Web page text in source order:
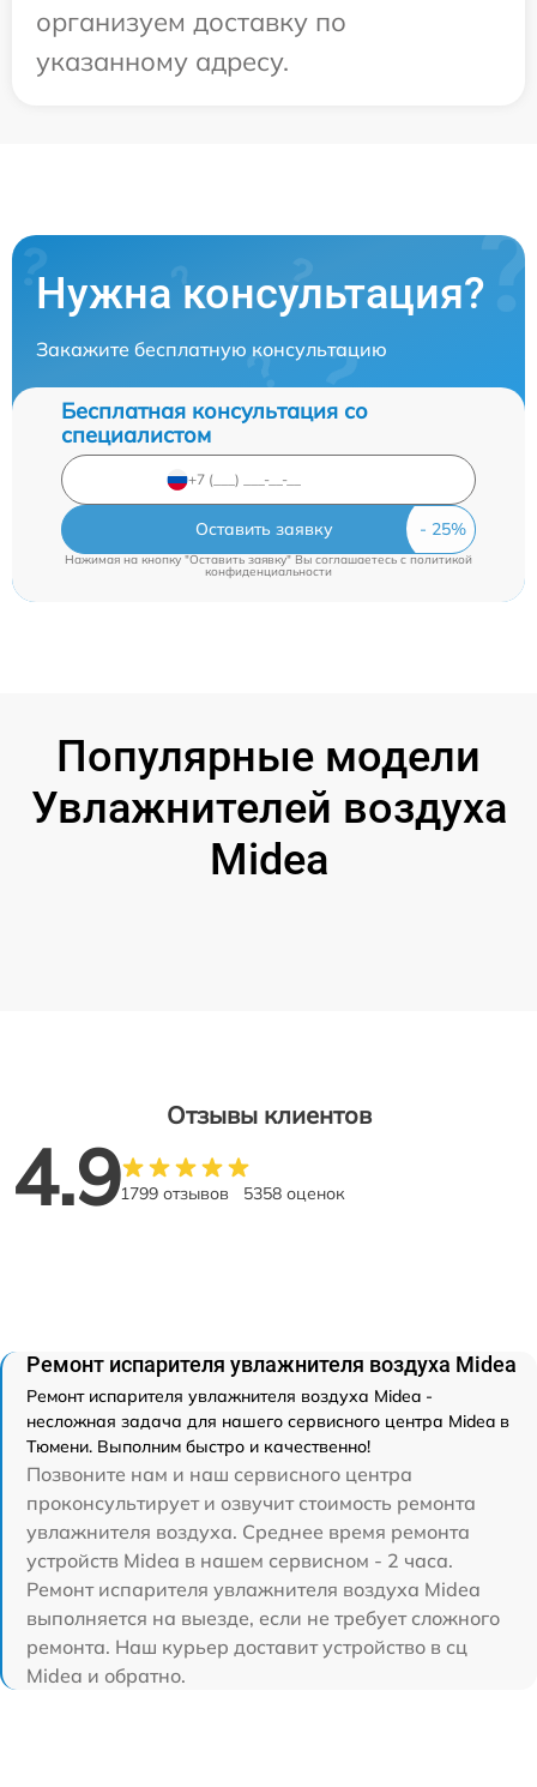
организуем доставку по
указанному адресу.
Нужна консультация?
Закажите бесплатную консультацию
Бесплатная консультация со
специалистом
Оставить заявку
Нажимая на кнопку "Оставить заявку" Вы соглашаетесь cполитикой
конфиденциальности
Популярные модели
Увлажнителей воздуха
Midea
Отзывы клиентов
4.91799 отзывов 5358 оценок
Ремонт испарителя увлажнителя воздуха Midea
Ремонт испарителя увлажнителя воздуха Midea -
несложная задача для нашего сервисного центра Midea в
Тюмени. Выполним быстро и качественно!
Позвоните нам и наш сервисного центра
проконсультирует и озвучит стоимость ремонта
увлажнителя воздуха. Среднее время ремонта
устройств Midea в нашем сервисном - 2 часа.
Ремонт испарителя увлажнителя воздуха Midea
выполняется на выезде, если не требует сложного
ремонта. Наш курьер доставит устройство в сц
Midea и обратно.